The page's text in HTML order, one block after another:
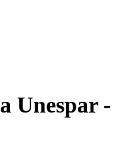
Unespar -